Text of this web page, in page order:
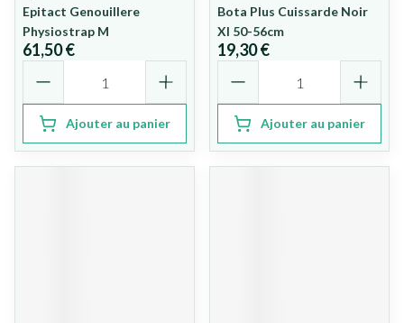
Epitact Genouillere
Physiostrap M
61,50 €
Ajouter au panier
Bota Plus Cuissarde Noir
Xl 50-56cm
19,30 €
Ajouter au panier